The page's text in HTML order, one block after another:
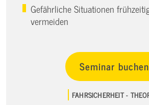
Gefährliche Situationen
vermeiden
Seminar buchen
FAHRSICHERHEIT -